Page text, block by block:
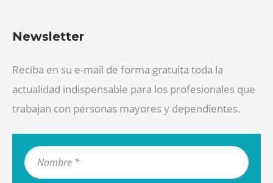
Newsletter
Reciba en su e-mail de forma gratuita toda la
actualidad indispensable para los profesionales que
trabajan con personas mayores y dependientes.